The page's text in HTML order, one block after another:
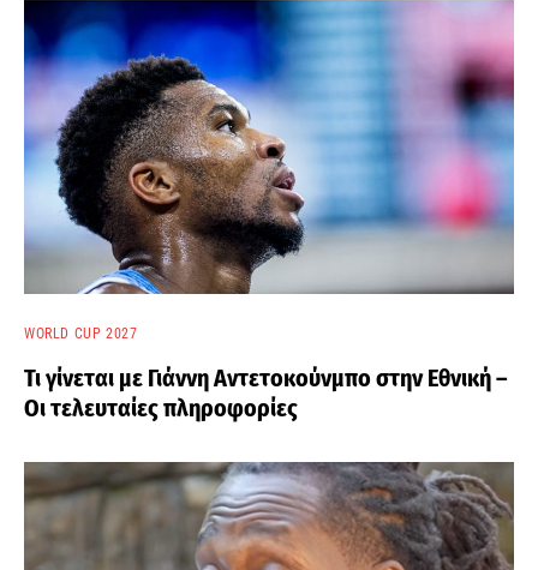
WORLD CUP 2027
Τι γίνεται με Γιάννη Αντετοκούνμπο στην Εθνική –
Οι τελευταίες πληροφορίες